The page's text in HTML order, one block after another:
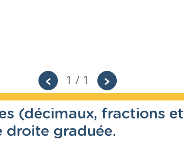
1 / 1
(décimaux, fractions et
droite graduée.